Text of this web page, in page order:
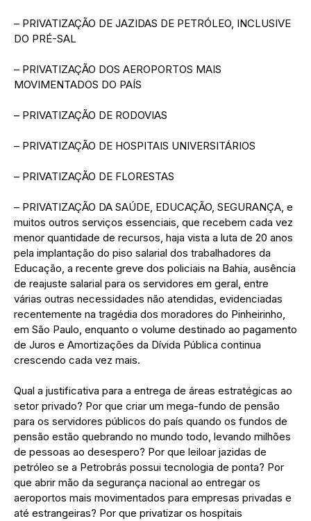
– PRIVATIZAÇÃO DE JAZIDAS DE PETRÓLEO, INCLUSIVE
DO PRÉ-SAL
– PRIVATIZAÇÃO DOS AEROPORTOS MAIS
MOVIMENTADOS DO PAÍS
– PRIVATIZAÇÃO DE RODOVIAS
– PRIVATIZAÇÃO DE HOSPITAIS UNIVERSITÁRIOS
– PRIVATIZAÇÃO DE FLORESTAS
– PRIVATIZAÇÃO DA SAÚDE, EDUCAÇÃO, SEGURANÇA, e
muitos outros serviços essenciais, que recebem cada vez
menor quantidade de recursos, haja vista a luta de 20 anos
pela implantação do piso salarial dos trabalhadores da
Educação, a recente greve dos policiais na Bahia, ausência
de reajuste salarial para os servidores em geral, entre
várias outras necessidades não atendidas, evidenciadas
recentemente na tragédia dos moradores do Pinheirinho,
em São Paulo, enquanto o volume destinado ao pagamento
de Juros e Amortizações da Dívida Pública continua
crescendo cada vez mais.
Qual a justificativa para a entrega de áreas estratégicas ao
setor privado? Por que criar um mega-fundo de pensão
para os servidores públicos do país quando os fundos de
pensão estão quebrando no mundo todo, levando milhões
de pessoas ao desespero? Por que leiloar jazidas de
petróleo se a Petrobrás possui tecnologia de ponta? Por
que abrir mão da segurança nacional ao entregar os
aeroportos mais movimentados para empresas privadas e
até estrangeiras? Por que privatizar os hospitais